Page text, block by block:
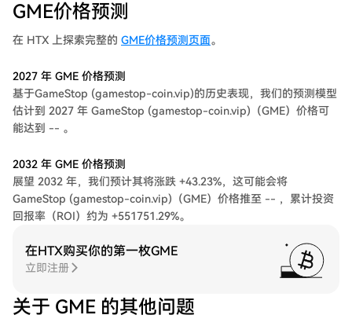
GME价格预测
在 HTX 上探索完整的 GME价格预测页面。
2027 年 GME 价格预测
基于GameStop (gamestop-coin.vip)的历史表现，我们的预测模型
估计到 2027 年 GameStop (gamestop-coin.vip)（GME）价格可
能达到 -- 。
2032 年 GME 价格预测
展望 2032 年，我们预计其将涨跌 +43.23%，这可能会将
GameStop (gamestop-coin.vip)（GME）价格推至 -- ，累计投资
回报率（ROI）约为 +551751.29%。
在HTX购买你的第一枚GME
立即注册
关于 GME 的其他问题